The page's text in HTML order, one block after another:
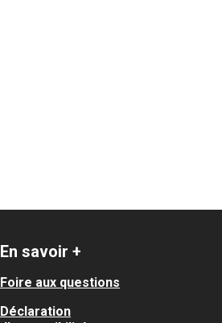
En savoir +
Foire aux questions
Déclaration